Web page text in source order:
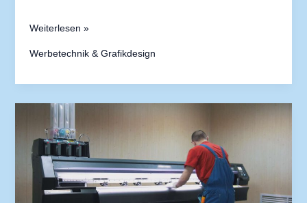
Weiterlesen »
Werbetechnik & Grafikdesign
Eventfotografie
Düsseldorf:
Erinnerungen
professionell